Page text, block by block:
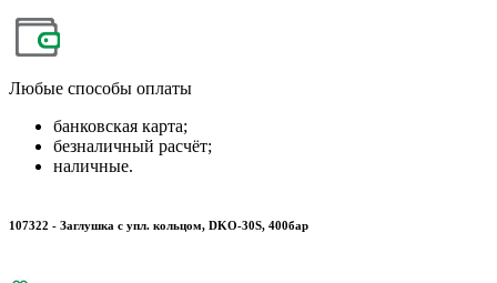
Любые способы оплаты
банковская карта;
безналичный расчёт;
наличные.
107322 - Заглушка с упл. кольцом, DKO-30S, 400бар